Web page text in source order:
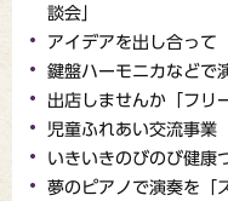
談会」
アイデアを出し合って
鍵盤ハーモニカなどで
出店しませんか「フリ
児童ふれあい交流事業
いきいきのびのび健康
夢のピアノで演奏を「